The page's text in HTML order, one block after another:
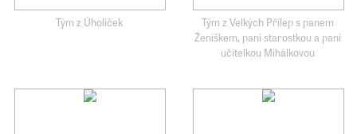
Tým z Úholiček
Tým z Velkých Přílep s panem
Ženíškem, paní starostkou a paní
učitelkou Mihálkovou